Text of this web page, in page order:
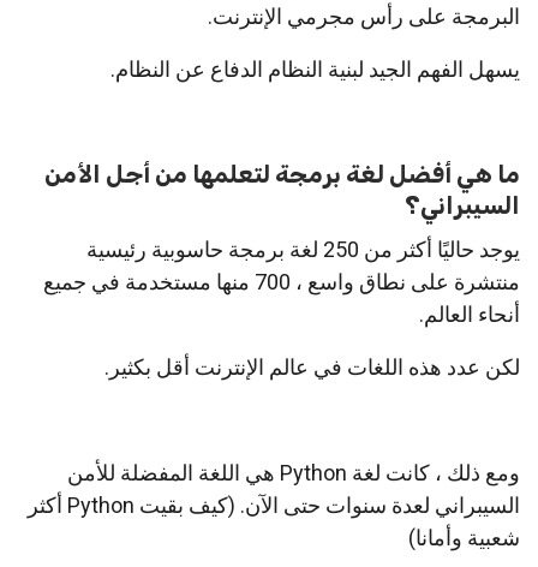
البرمجة على رأس مجرمي الإنترنت.
يسهل الفهم الجيد لبنية النظام الدفاع عن النظام.
ما هي أفضل لغة برمجة لتعلمها من أجل الأمن
السيبراني؟
يوجد حاليًا أكثر من 250 لغة برمجة حاسوبية رئيسية
منتشرة على نطاق واسع ، 700 منها مستخدمة في جميع
أنحاء العالم.
لكن عدد هذه اللغات في عالم الإنترنت أقل بكثير.
ومع ذلك ، كانت لغة Python هي اللغة المفضلة للأمن
السيبراني لعدة سنوات حتى الآن. (كيف بقيت Python أكثر
شعبية وأمانا)